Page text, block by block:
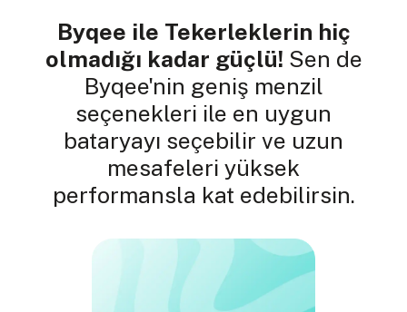
Byqee ile Tekerleklerin hiç
olmadığı kadar güçlü! Sen de
Byqee'nin geniş menzil
seçenekleri ile en uygun
bataryayı seçebilir ve uzun
mesafeleri yüksek
performansla kat edebilirsin.